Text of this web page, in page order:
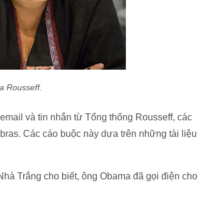
Rousseff.
và tin nhắn từ Tổng thống Rousseff, các
Các cáo buộc này dựa trên những tài liệu
Trắng cho biết, ông Obama đã gọi điện cho